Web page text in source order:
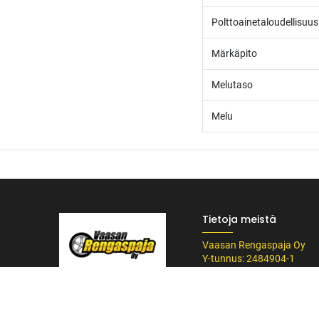
Polttoainetaloudellisuus
Märkäpito
Melutaso
Melu
Tietoja meistä
Vaasan Rengaspaja Oy
Y-tunnus: 2484904-1